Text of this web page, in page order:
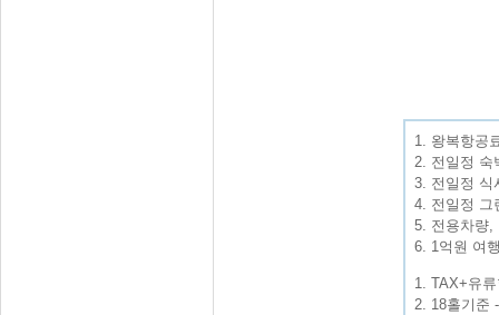
1. 왕복항공
2. 전일정 숙
3. 전일정 식
4. 전일정 그
5. 전용차량,
6. 1억원 여
1. TAX+유
2. 18홀기준